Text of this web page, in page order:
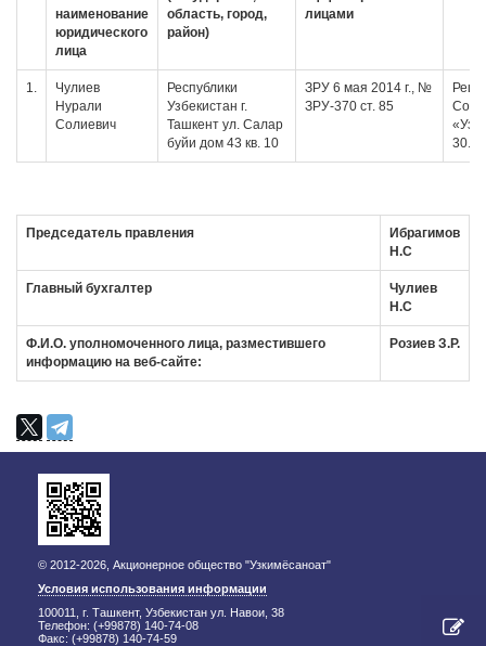
наименование
юридического
лица
область, город,
район)
лицами
1.
Чулиев
Нурали
Солиевич
Республики
Узбекистан г.
Ташкент ул. Салар
буйи дом 43 кв. 10
ЗРУ 6 мая 2014 г., №
ЗРУ-370 ст. 85
Председатель правления
Ибрагимов
Н.С
Главный бухгалтер
Чулиев
Н.С
Ф.И.О. уполномоченного лица, разместившего
информацию на веб-сайте:
Розиев З.Р.
© 2012-2026, Акционерное общество "Узкимёсаноат"
Условия использования информации
100011, г. Ташкент, Узбекистан ул. Навои, 38
Телефон: (+99878) 140-74-08
Факс: (+99878) 140-74-59